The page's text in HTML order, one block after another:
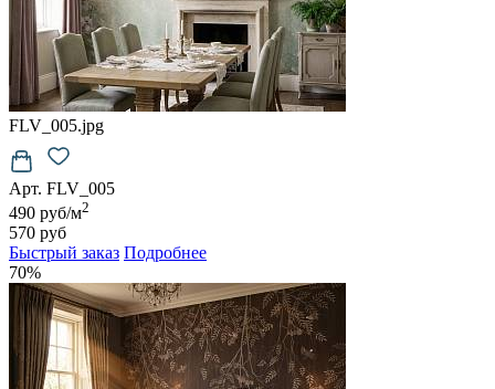
FLV_005.jpg
Арт. FLV_005
490 руб/м2
570 руб
Быстрый заказ Подробнее
70%